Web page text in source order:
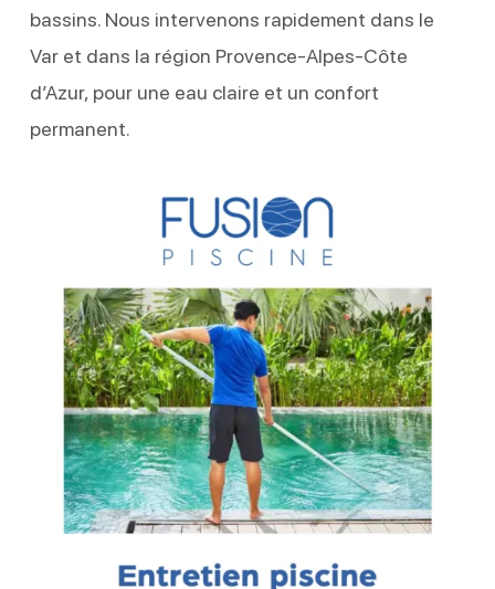
bassins. Nous intervenons rapidement dans le
Var et dans la région Provence-Alpes-Côte
d’Azur, pour une eau claire et un confort
permanent.